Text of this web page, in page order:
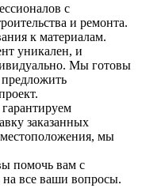
с
и ремонта.
к материалам.
уникален, и
Мы готовы
заказанных
мы
помочь вам с
все ваши вопросы.